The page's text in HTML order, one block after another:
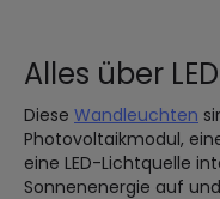
Alles über
Diese Wandleuchten
Photovoltaikmodul,
eine LED-Lichtquelle
Sonnenenergie auf